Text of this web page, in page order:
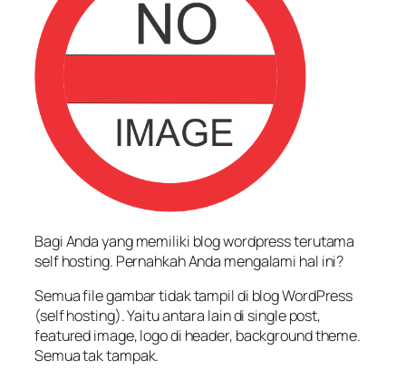
Bagi Anda yang memiliki blog wordpress terutama
self hosting. Pernahkah Anda mengalami hal ini?
Semua file gambar tidak tampil di blog WordPress
(self hosting). Yaitu antara lain di single post,
featured image, logo di header, background theme.
Semua tak tampak.